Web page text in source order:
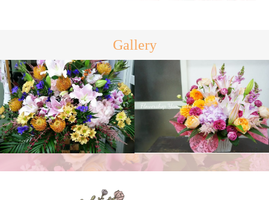
Gallery
スタンド花 アレンジメント